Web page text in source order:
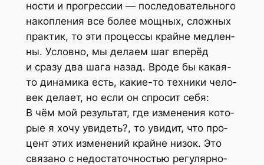
но­сти и про­грес­сии — после­до­ва­тель­но­го
накоп­ле­ния все более мощ­ных, слож­ных
прак­тик, то эти про­цес­сы крайне мед­лен­
ны. Услов­но, мы дела­ем шаг впе­рёд
и сра­зу два шага назад. Вро­де бы какая-
то дина­ми­ка есть, какие-то тех­ни­ки чело­
век дела­ет, но если он спро­сит себя:
В чём мой резуль­тат, где изме­не­ния кото­
рые я хочу уви­деть?, то уви­дит, что про­
цент этих изме­не­ний крайне низок. Это
свя­за­но с недо­ста­точ­но­стью регу­ляр­но­